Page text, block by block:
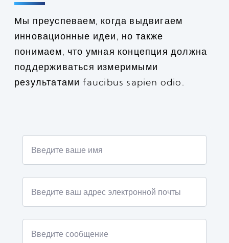
Мы преуспеваем, когда выдвигаем
инновационные идеи, но также
понимаем, что умная концепция должна
поддерживаться измеримыми
результатами faucibus sapien odio.